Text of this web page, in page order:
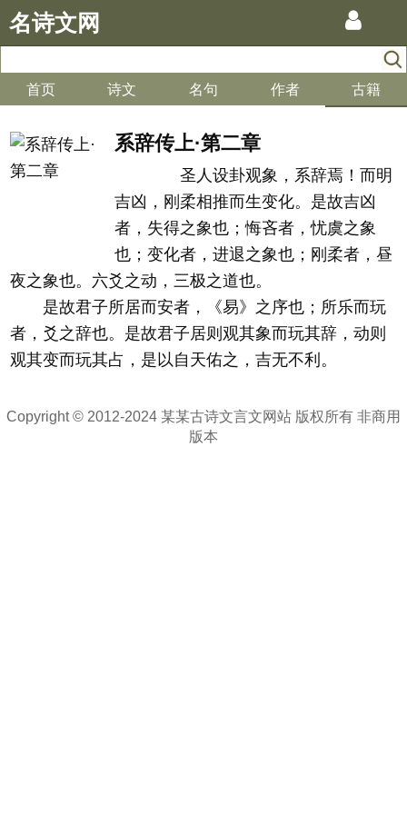
名诗文网
首页 诗文 名句 作者 古籍
系辞传上·第二章
圣人设卦观象，系辞焉！而明
吉凶，刚柔相推而生变化。是故吉凶
者，失得之象也；悔吝者，忧虞之象
也；变化者，进退之象也；刚柔者，昼
夜之象也。六爻之动，三极之道也。
是故君子所居而安者，《易》之序也；所乐而玩
者，爻之辞也。是故君子居则观其象而玩其辞，动则
观其变而玩其占，是以自天佑之，吉无不利。
Copyright © 2012-2024 某某古诗文言文网站 版权所有 非商用
版本